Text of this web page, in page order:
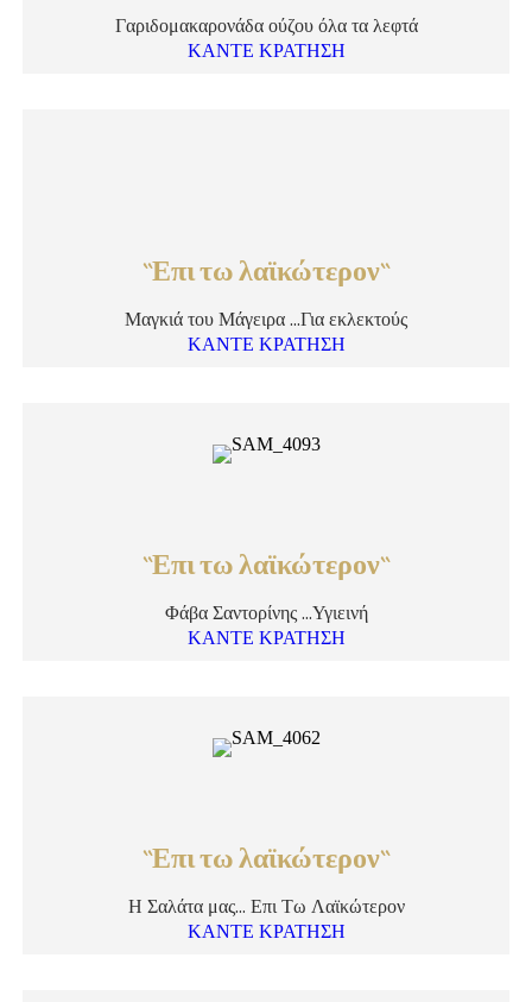
Γαριδομακαρονάδα ούζου όλα τα λεφτά
ΚΑΝΤΕ ΚΡΑΤΗΣΗ
``Επι τω λαϊκώτερον``
Μαγκιά του Μάγειρα …Για εκλεκτούς
ΚΑΝΤΕ ΚΡΑΤΗΣΗ
``Επι τω λαϊκώτερον``
Φάβα Σαντορίνης …Υγιεινή
ΚΑΝΤΕ ΚΡΑΤΗΣΗ
``Επι τω λαϊκώτερον``
Η Σαλάτα μας… Επι Τω Λαϊκώτερον
ΚΑΝΤΕ ΚΡΑΤΗΣΗ